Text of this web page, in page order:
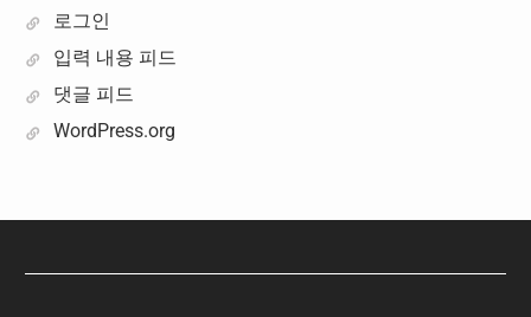
로그인
입력 내용 피드
댓글 피드
WordPress.org